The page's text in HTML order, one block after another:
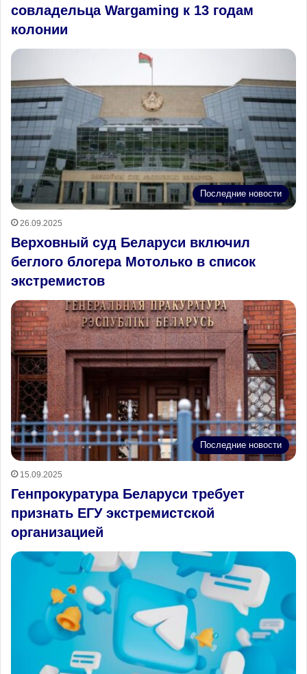
совладельца Wargaming к 13 годам
колонии
Последние новости
26.09.2025
Верховный суд Беларуси включил
беглого блогера Мотолько в список
экстремистов
Последние новости
15.09.2025
Генпрокуратура Беларуси требует
признать ЕГУ экстремистской
организацией